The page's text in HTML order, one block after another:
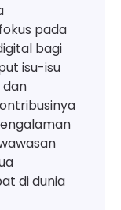
pada
bagi
isu-isu
dan
di dunia